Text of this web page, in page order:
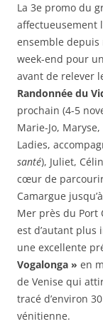
La 3e promo du
affectueusement
ensemble
week-end pour
avant de relever
Randonnée du
prochain (4-5
Marie-Jo,
Ladies,
santé), Juliet,
cœur de
Camargue
Mer près du Port
est d’autant plus
une excellente
Vogalonga » en
de Venise qui
tracé d’environ
vénitienne.